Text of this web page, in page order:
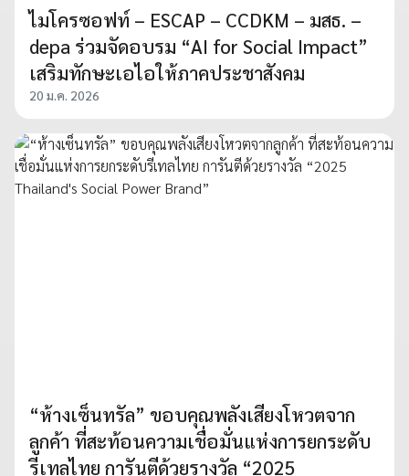
ไมโครซอฟท์ – ESCAP – CCDKM – มสธ. –
depa ร่วมจัดอบรม “AI for Social Impact”
เสริมทักษะเอไอให้ภาคประชาสังคม
20 ม.ค. 2026
“ห้างเซ็นทรัล” ขอบคุณพลังเสียงโหวตจาก
ลูกค้า ที่สะท้อนความเชื่อมั่นแห่งการยกระดับ
รีเทลไทย การันตีด้วยรางวัล “2025